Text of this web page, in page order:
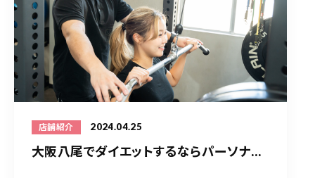
店舗紹介 2024.04.25
大阪八尾でダイエットするならパーソナ...